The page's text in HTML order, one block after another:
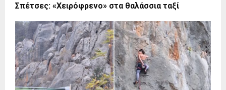
Σπέτσες: «Χειρόφρενο» στα θαλάσσια ταξί